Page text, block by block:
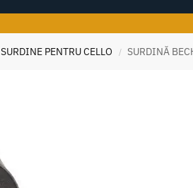
SURDINE PENTRU CELLO / SURDINĂ